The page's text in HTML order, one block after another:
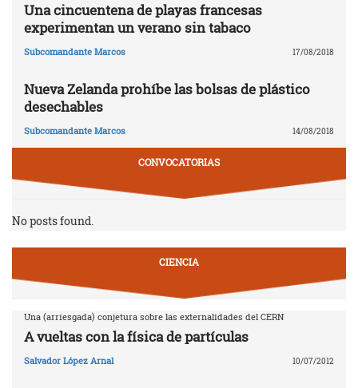
Una cincuentena de playas francesas
experimentan un verano sin tabaco
Subcomandante Marcos 17/08/2018
Nueva Zelanda prohíbe las bolsas de plástico
desechables
Subcomandante Marcos 14/08/2018
CONVOCATORIAS
No posts found.
CIENCIA
Una (arriesgada) conjetura sobre las externalidades del CERN
A vueltas con la física de partículas
Salvador López Arnal 10/07/2012